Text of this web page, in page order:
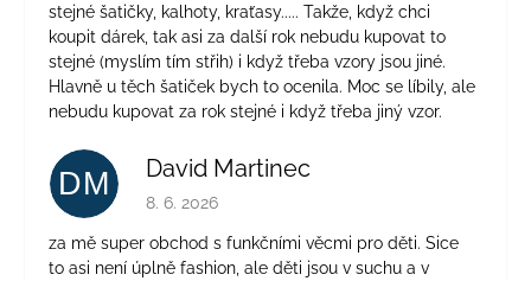
stejné šatičky, kalhoty, kraťasy..... Takže, když chci
koupit dárek, tak asi za další rok nebudu kupovat to
stejné (myslím tím střih) i když třeba vzory jsou jiné.
Hlavně u těch šatiček bych to ocenila. Moc se líbily, ale
nebudu kupovat za rok stejné i když třeba jiný vzor.
DM David Martinec
Hodnocení obchodu je 5 z 5 hvězdiček.
8. 6. 2026
za mě super obchod s funkčními věcmi pro děti. Sice
to asi není úplně fashion, ale děti jsou v suchu a v